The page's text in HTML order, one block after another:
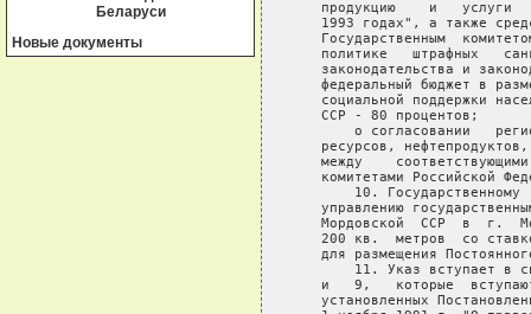
Беларуси
Новые документы
продукцию    и   услуги
1993 годах", а также
Государственным
политике   штрафных
законодательства и
федеральный бюджет в
социальной поддержки
   ССР - 80 процентов;
о согласовании
ресурсов,
между
комитетами Российской
10. Государственному
управлению
Мордовской  ССР  в  г.
200 кв.  метров  со
для размещения
11. Указ вступает в
и   9,   которые
установленных